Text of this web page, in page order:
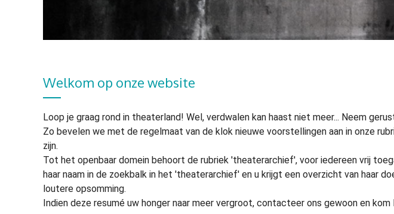
Welkom op onze website
Loop je graag rond in theaterland! Wel, verdwalen kan haast niet meer... Neem
Zo bevelen we met de regelmaat van de klok nieuwe voorstellingen aan in onze
zijn.
Tot het openbaar domein behoort de rubriek 'theaterarchief', voor iedereen vrij
haar naam in de zoekbalk in het 'theaterarchief' en u krijgt een overzicht van haar
loutere opsomming.
Indien deze resumé uw honger naar meer vergroot, contacteer ons gewoon en